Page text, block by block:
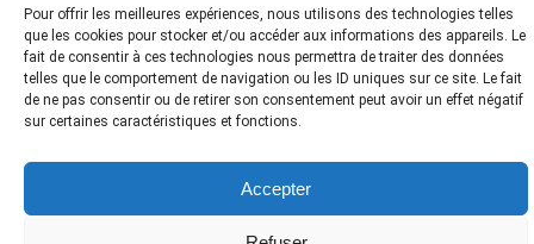
Pour offrir les meilleures expériences, nous utilisons des technologies telles
que les cookies pour stocker et/ou accéder aux informations des appareils. Le
fait de consentir à ces technologies nous permettra de traiter des données
telles que le comportement de navigation ou les ID uniques sur ce site. Le fait
de ne pas consentir ou de retirer son consentement peut avoir un effet négatif
sur certaines caractéristiques et fonctions.
Accepter
2026 Matel Electricité - Tous droits réservés -Mentions légales-
Politique de Cookies
Plan du site